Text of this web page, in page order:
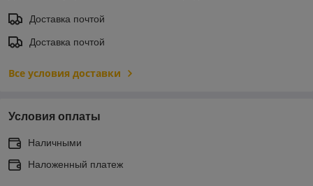
Доставка почтой
Доставка почтой
Все условия доставки
Условия оплаты
Наличными
Наложенный платеж